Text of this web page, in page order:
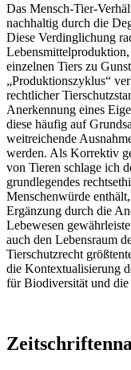
Das Mensch-Tier-
nachhaltig durch die
Diese Verdinglichung
einzelnen Tiers zu
„Produktionszyklus“
rechtlicher
Anerkennung eines
diese häufig auf
weitreichende
werden. Als Korrektiv
von Tieren schlage ich
grundlegendes
Menschenwürde
Ergänzung durch die
Lebewesen
auch den Lebensraum
Tierschutzrecht
die Kontextualisierung
für Biodiversität und